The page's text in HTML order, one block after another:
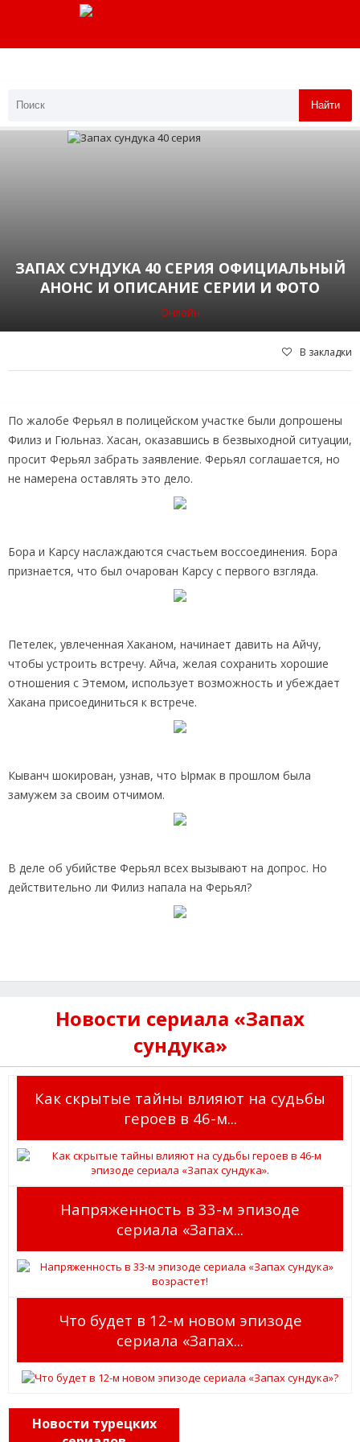
Найти
ЗАПАХ СУНДУКА 40 СЕРИЯ ОФИЦИАЛЬНЫЙ
АНОНС И ОПИСАНИЕ СЕРИИ И ФОТО
Онлайн
В закладки
По жалобе Ферьял в полицейском участке были допрошены
Филиз и Гюльназ. Хасан, оказавшись в безвыходной ситуации,
просит Ферьял забрать заявление. Ферьял соглашается, но
не намерена оставлять это дело.
Бора и Карсу наслаждаются счастьем воссоединения. Бора
признается, что был очарован Карсу с первого взгляда.
Петелек, увлеченная Хаканом, начинает давить на Айчу,
чтобы устроить встречу. Айча, желая сохранить хорошие
отношения с Этемом, использует возможность и убеждает
Хакана присоединиться к встрече.
Кыванч шокирован, узнав, что Ырмак в прошлом была
замужем за своим отчимом.
В деле об убийстве Ферьял всех вызывают на допрос. Но
действительно ли Филиз напала на Ферьял?
Новости сериала «Запах
сундука»
Как скрытые тайны влияют на судьбы
героев в 46-м...
Напряженность в 33-м эпизоде
сериала «Запах...
Что будет в 12-м новом эпизоде
сериала «Запах...
Новости турецких